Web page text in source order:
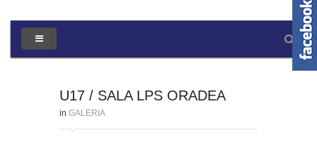
U17 / SALA LPS ORADEA
in GALERIA